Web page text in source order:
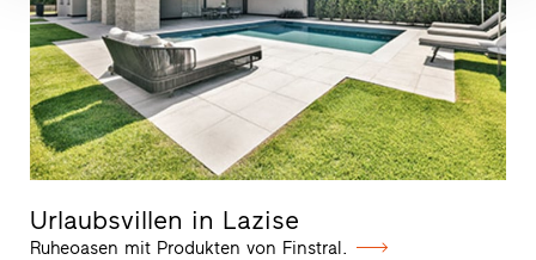
Urlaubsvillen in Lazise
Ruheoasen mit Produkten von Finstral.